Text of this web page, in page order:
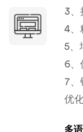
3、
4、
5、
6、
7、
优
多